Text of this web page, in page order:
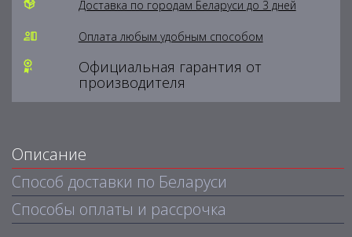
Доставка по городам Беларуси до 3 дней
Оплата любым удобным способом
Официальная гарантия от
производителя
Описание
Способ доставки по Беларуси
Способы оплаты и рассрочка